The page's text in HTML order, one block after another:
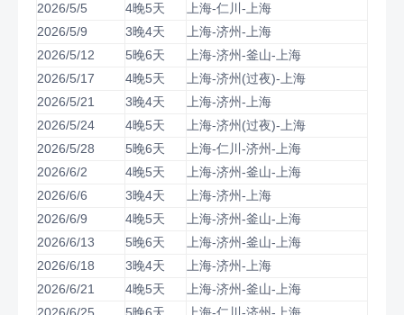
2026/5/5
4晚5天
上海-仁川-上海
2026/5/9
3晚4天
上海-济州-上海
2026/5/12
5晚6天
上海-济州-釜山-上海
2026/5/17
4晚5天
上海-济州(过夜)-上海
2026/5/21
3晚4天
上海-济州-上海
2026/5/24
4晚5天
上海-济州(过夜)-上海
2026/5/28
5晚6天
上海-仁川-济州-上海
2026/6/2
4晚5天
上海-济州-釜山-上海
2026/6/6
3晚4天
上海-济州-上海
2026/6/9
4晚5天
上海-济州-釜山-上海
2026/6/13
5晚6天
上海-济州-釜山-上海
2026/6/18
3晚4天
上海-济州-上海
2026/6/21
4晚5天
上海-济州-釜山-上海